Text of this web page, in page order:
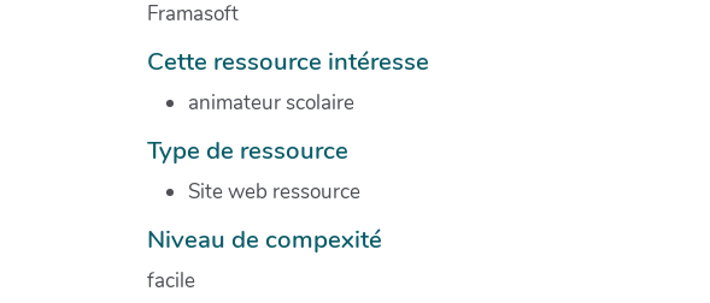
Framasoft
Cette ressource intéresse
animateur scolaire
Type de ressource
Site web ressource
Niveau de compexité
facile